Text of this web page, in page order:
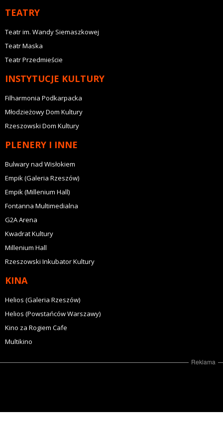
TEATRY
Teatr im. Wandy Siemaszkowej
Teatr Maska
Teatr Przedmieście
INSTYTUCJE KULTURY
Filharmonia Podkarpacka
Młodzieżowy Dom Kultury
Rzeszowski Dom Kultury
PLENERY I INNE
Bulwary nad Wisłokiem
Empik (Galeria Rzeszów)
Empik (Millenium Hall)
Fontanna Multimedialna
G2A Arena
Kwadrat Kultury
Millenium Hall
Rzeszowski Inkubator Kultury
KINA
Helios (Galeria Rzeszów)
Helios (Powstańców Warszawy)
Kino za Rogiem Cafe
Multikino
Reklama